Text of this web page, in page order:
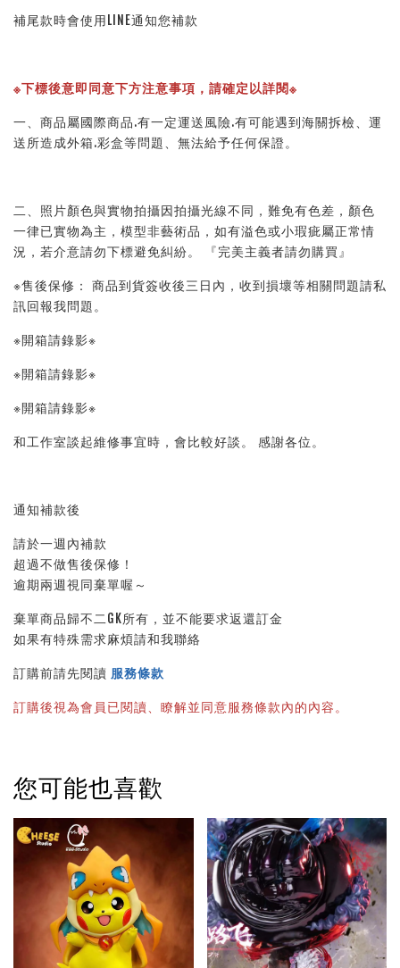
補尾款時會使用LINE通知您補款
※下標後意即同意下方注意事項，請確定以詳閱※
一、商品屬國際商品.有一定運送風險.有可能遇到海關拆檢、運
送所造成外箱.彩盒等問題、無法給予任何保證。
二、照片顏色與實物拍攝因拍攝光線不同，難免有色差，顏色
一律已實物為主，模型非藝術品，如有溢色或小瑕疵屬正常情
況，若介意請勿下標避免糾紛。 『完美主義者請勿購買』
※售後保修： 商品到貨簽收後三日內，收到損壞等相關問題請私
訊回報我問題。
※開箱請錄影※
※開箱請錄影※
※開箱請錄影※
和工作室談起維修事宜時，會比較好談。 感謝各位。
通知補款後
請於一週內補款
超過不做售後保修！
逾期兩週視同棄單喔～
棄單商品歸不二GK所有，並不能要求返還訂金
如果有特殊需求麻煩請和我聯絡
訂購前請先閱讀 服務條款
訂購後視為會員已閱讀、瞭解並同意服務條款內的內容。
您可能也喜歡